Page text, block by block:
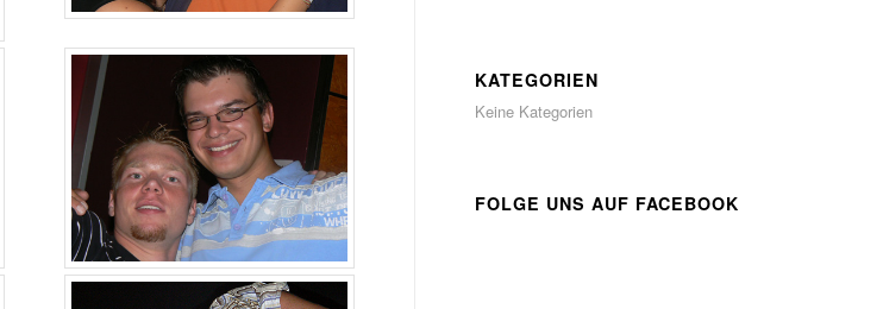
KATEGORIEN
Keine Kategorien
FOLGE UNS AUF FACEBOOK